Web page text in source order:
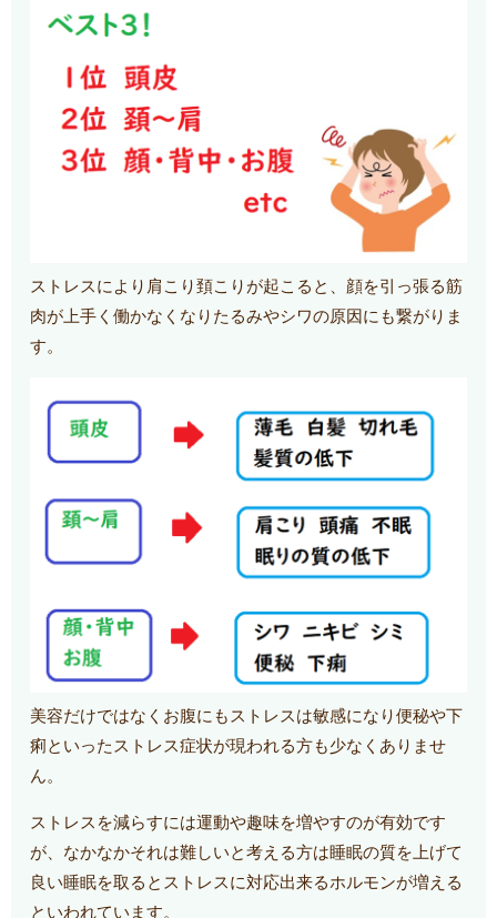
ストレスにより肩こり頚こりが起こると、顔を引っ張る筋
肉が上手く働かなくなりたるみやシワの原因にも繋がりま
す。
美容だけではなくお腹にもストレスは敏感になり便秘や下
痢といったストレス症状が現われる方も少なくありませ
ん。
ストレスを減らすには運動や趣味を増やすのが有効です
が、なかなかそれは難しいと考える方は睡眠の質を上げて
良い睡眠を取るとストレスに対応出来るホルモンが増える
といわれています。